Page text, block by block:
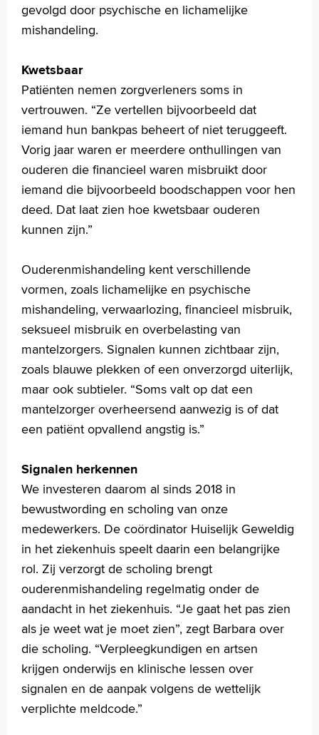
gevolgd door psychische en lichamelijke
mishandeling.
Kwetsbaar
Patiënten nemen zorgverleners soms in
vertrouwen. “Ze vertellen bijvoorbeeld dat
iemand hun bankpas beheert of niet teruggeeft.
Vorig jaar waren er meerdere onthullingen van
ouderen die financieel waren misbruikt door
iemand die bijvoorbeeld boodschappen voor hen
deed. Dat laat zien hoe kwetsbaar ouderen
kunnen zijn.”
Ouderenmishandeling kent verschillende
vormen, zoals lichamelijke en psychische
mishandeling, verwaarlozing, financieel misbruik,
seksueel misbruik en overbelasting van
mantelzorgers. Signalen kunnen zichtbaar zijn,
zoals blauwe plekken of een onverzorgd uiterlijk,
maar ook subtieler. “Soms valt op dat een
mantelzorger overheersend aanwezig is of dat
een patiënt opvallend angstig is.”
Signalen herkennen
We investeren daarom al sinds 2018 in
bewustwording en scholing van onze
medewerkers. De coördinator Huiselijk Geweldig
in het ziekenhuis speelt daarin een belangrijke
rol. Zij verzorgt de scholing brengt
ouderenmishandeling regelmatig onder de
aandacht in het ziekenhuis. “Je gaat het pas zien
als je weet wat je moet zien”, zegt Barbara over
die scholing. “Verpleegkundigen en artsen
krijgen onderwijs en klinische lessen over
signalen en de aanpak volgens de wettelijk
verplichte meldcode.”